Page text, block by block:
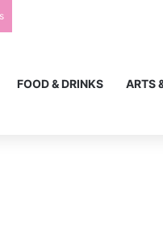
FOOD & DRINKS ARTS